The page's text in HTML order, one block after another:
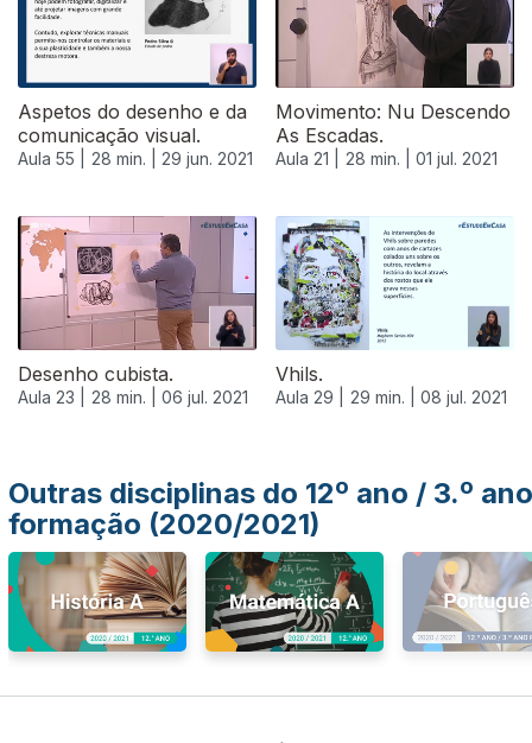
Aspetos do desenho e da
comunicação visual.
Aula 55 | 28 min. | 29 jun. 2021
Movimento: Nu Descendo
As Escadas.
Aula 21 | 28 min. | 01 jul. 2021
Desenho cubista.
Aula 23 | 28 min. | 06 jul. 2021
Vhils.
Aula 29 | 29 min. | 08 jul. 2021
556157
Outras disciplinas do 12º ano / 3.º ano
formação (2020/2021)